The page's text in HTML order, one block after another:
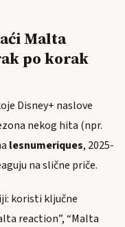
Malta
po korak
Disney+ naslove
nekog hita (npr.
lesnumeriques, 2025-
na slične priče.
koristi ključne
reaction”, “Malta